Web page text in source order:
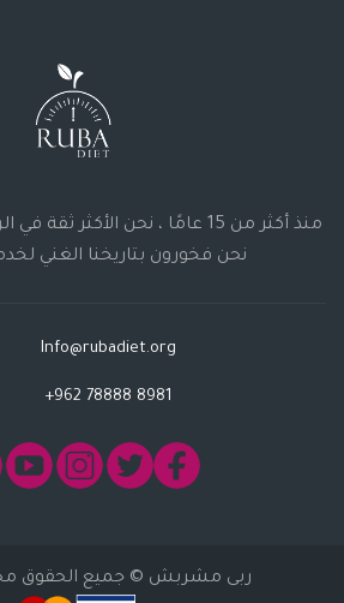
منذ أكثر من 15 عامًا ، نحن الأكثر
نحن فخورون بتاريخنا الغني
Info@rubadiet.org
+962 78888 8981
ربى مشربش © جميع الحقوق